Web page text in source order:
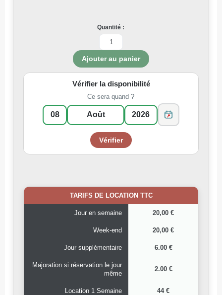
Quantité :
Vérifier la disponibilité
Ce sera quand ?
TARIFS DE LOCATION TTC
Jour en semaine 20,00 €
Week-end 20,00 €
Jour supplémentaire 6.00 €
Majoration si réservation le jour
même
2.00 €
Location 1 Semaine 44 €